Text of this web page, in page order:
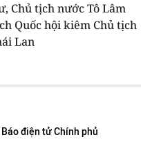
Chủ tịch nước Tô Lâm
Quốc hội kiêm Chủ tịch
Lan
Báo điện tử Chính phủ